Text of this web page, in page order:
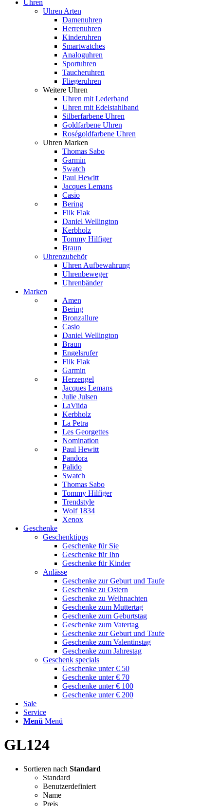
Uhren
Uhren Arten
Damenuhren
Herrenuhren
Kinderuhren
Smartwatches
Analoguhren
Sportuhren
Taucheruhren
Fliegeruhren
Weitere Uhren
Uhren mit Lederband
Uhren mit Edelstahlband
Silberfarbene Uhren
Goldfarbene Uhren
Roségoldfarbene Uhren
Uhren Marken
Thomas Sabo
Garmin
Swatch
Paul Hewitt
Jacques Lemans
Casio
Bering
Flik Flak
Daniel Wellington
Kerbholz
Tommy Hilfiger
Braun
Uhrenzubehör
Uhren Aufbewahrung
Uhrenbeweger
Uhrenbänder
Marken
Amen
Bering
Bronzallure
Casio
Daniel Wellington
Braun
Engelsrufer
Flik Flak
Garmin
Herzengel
Jacques Lemans
Julie Julsen
LaViida
Kerbholz
La Petra
Les Georgettes
Nomination
Paul Hewitt
Pandora
Palido
Swatch
Thomas Sabo
Tommy Hilfiger
Trendstyle
Wolf 1834
Xenox
Geschenke
Geschenktipps
Geschenke für Sie
Geschenke für Ihn
Geschenke für Kinder
Anlässe
Geschenke zur Geburt und Taufe
Geschenke zu Ostern
Geschenke zu Weihnachten
Geschenke zum Muttertag
Geschenke zum Geburtstag
Geschenke zum Vatertag
Geschenke zur Geburt und Taufe
Geschenke zum Valentinstag
Geschenke zum Jahrestag
Geschenk specials
Geschenke unter € 50
Geschenke unter € 70
Geschenke unter € 100
Geschenke unter € 200
Sale
Service
Menü Menü
GL124
Sortieren nach Standard
Standard
Benutzerdefiniert
Name
Preis